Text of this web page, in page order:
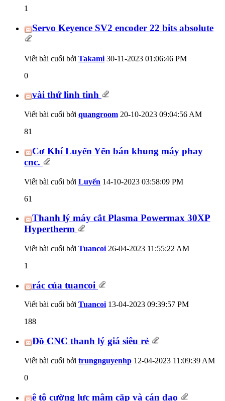
1
Servo Keyence SV2 encoder 22 bits absolute
Viết bài cuối bởi Takami 30-11-2023 01:06:46 PM
0
vài thứ linh tinh
Viết bài cuối bởi quangroom 20-10-2023 09:04:56 AM
81
Cơ Khí Luyến Yến bán khung máy phay
cnc.
Viết bài cuối bởi Luyến 14-10-2023 03:58:09 PM
61
Thanh lý máy cắt Plasma Powermax 30XP
Hypertherm
Viết bài cuối bởi Tuancoi 26-04-2023 11:55:22 AM
1
rác của tuancoi
Viết bài cuối bởi Tuancoi13-04-2023 09:39:57 PM
188
Đồ CNC thanh lý giá siêu rẻ
Viết bài cuối bởi trungnguyenhp 12-04-2023 11:09:39 AM
0
ê tô cường lực mâm cặp và cán dao